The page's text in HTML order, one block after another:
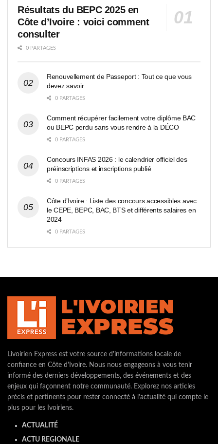
Résultats du BEPC 2025 en
Côte d’Ivoire : voici comment
consulter
0 PARTAGES
Renouvellement de Passeport : Tout ce que vous
devez savoir
0 PARTAGES
Comment récupérer facilement votre diplôme BAC
ou BEPC perdu sans vous rendre à la DÉCO
0 PARTAGES
Concours INFAS 2026 : le calendrier officiel des
préinscriptions et inscriptions publié
0 PARTAGES
Côte d’Ivoire : Liste des concours accessibles avec
le CEPE, BEPC, BAC, BTS et différents salaires en
2024
0 PARTAGES
Livoirien Express est votre source d'informations locale de
confiance en Côte d'Ivoire. Nous nous engageons à vous tenir
informé des derniers développements, des événements et des
enjeux qui façonnent notre communauté. Explorez nos articles
précis et pertinents pour rester connecté à l'actualité qui compte le
plus pour les Ivoiriens.
ACTUALITÉ
ACTU REGIONALE